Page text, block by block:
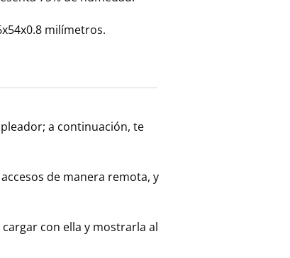
milímetros.
a continuación, te
de manera remota, y
con ella y mostrarla al